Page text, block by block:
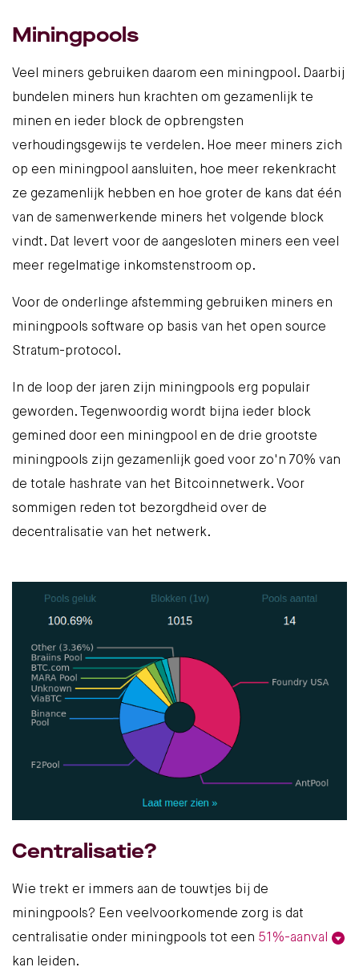
Miningpools
Veel miners gebruiken daarom een miningpool. Daarbij
bundelen miners hun krachten om gezamenlijk te
minen en ieder block de opbrengsten
verhoudingsgewijs te verdelen. Hoe meer miners zich
op een miningpool aansluiten, hoe meer rekenkracht
ze gezamenlijk hebben en hoe groter de kans dat één
van de samenwerkende miners het volgende block
vindt. Dat levert voor de aangesloten miners een veel
meer regelmatige inkomstenstroom op.
Voor de onderlinge afstemming gebruiken miners en
miningpools software op basis van het open source
Stratum-protocol .
In de loop der jaren zijn miningpools erg populair
geworden. Tegenwoordig wordt bijna ieder block
gemined door een miningpool en de drie grootste
miningpools zijn gezamenlijk goed voor zo'n 70% van
de totale hashrate van het Bitcoinnetwerk. Voor
sommigen reden tot bezorgdheid over de
decentralisatie van het netwerk.
Centralisatie?
Wie trekt er immers aan de touwtjes bij de
miningpools? Een veelvoorkomende zorg is dat
centralisatie onder miningpools tot een 51%-aanval
kan leiden.